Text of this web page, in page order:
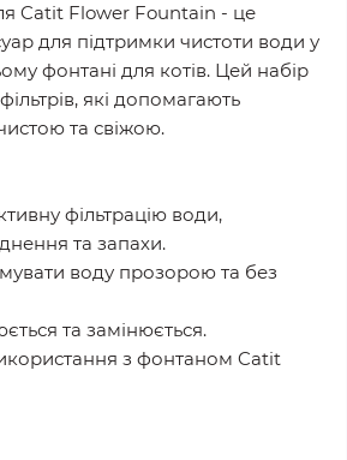
Catit Flower Fountain - це
для підтримки чистоти води у
фонтані для котів. Цей набір
які допомагають
та свіжою.
фільтрацію води,
та запахи.
воду прозорою та без
та замінюється.
з фонтаном Catit